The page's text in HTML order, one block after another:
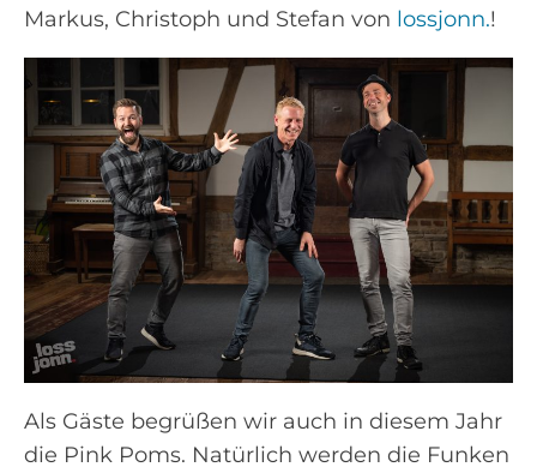
Markus, Christoph und Stefan von lossjonn.!
Als Gäste begrüßen wir auch in diesem Jahr
die Pink Poms. Natürlich werden die Funken